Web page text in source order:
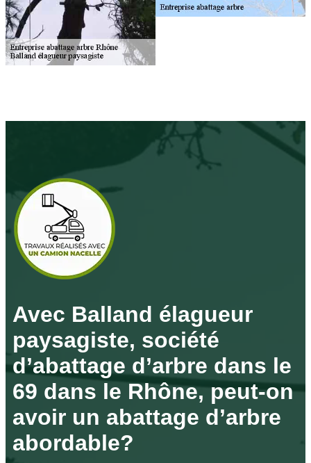
Avec Balland élagueur
paysagiste, société
d’abattage d’arbre dans le
69 dans le Rhône, peut-on
avoir un abattage d’arbre
abordable?